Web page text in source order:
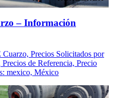
– Información
Precios Solicitados por
de Referencia, Precio
mexico, México